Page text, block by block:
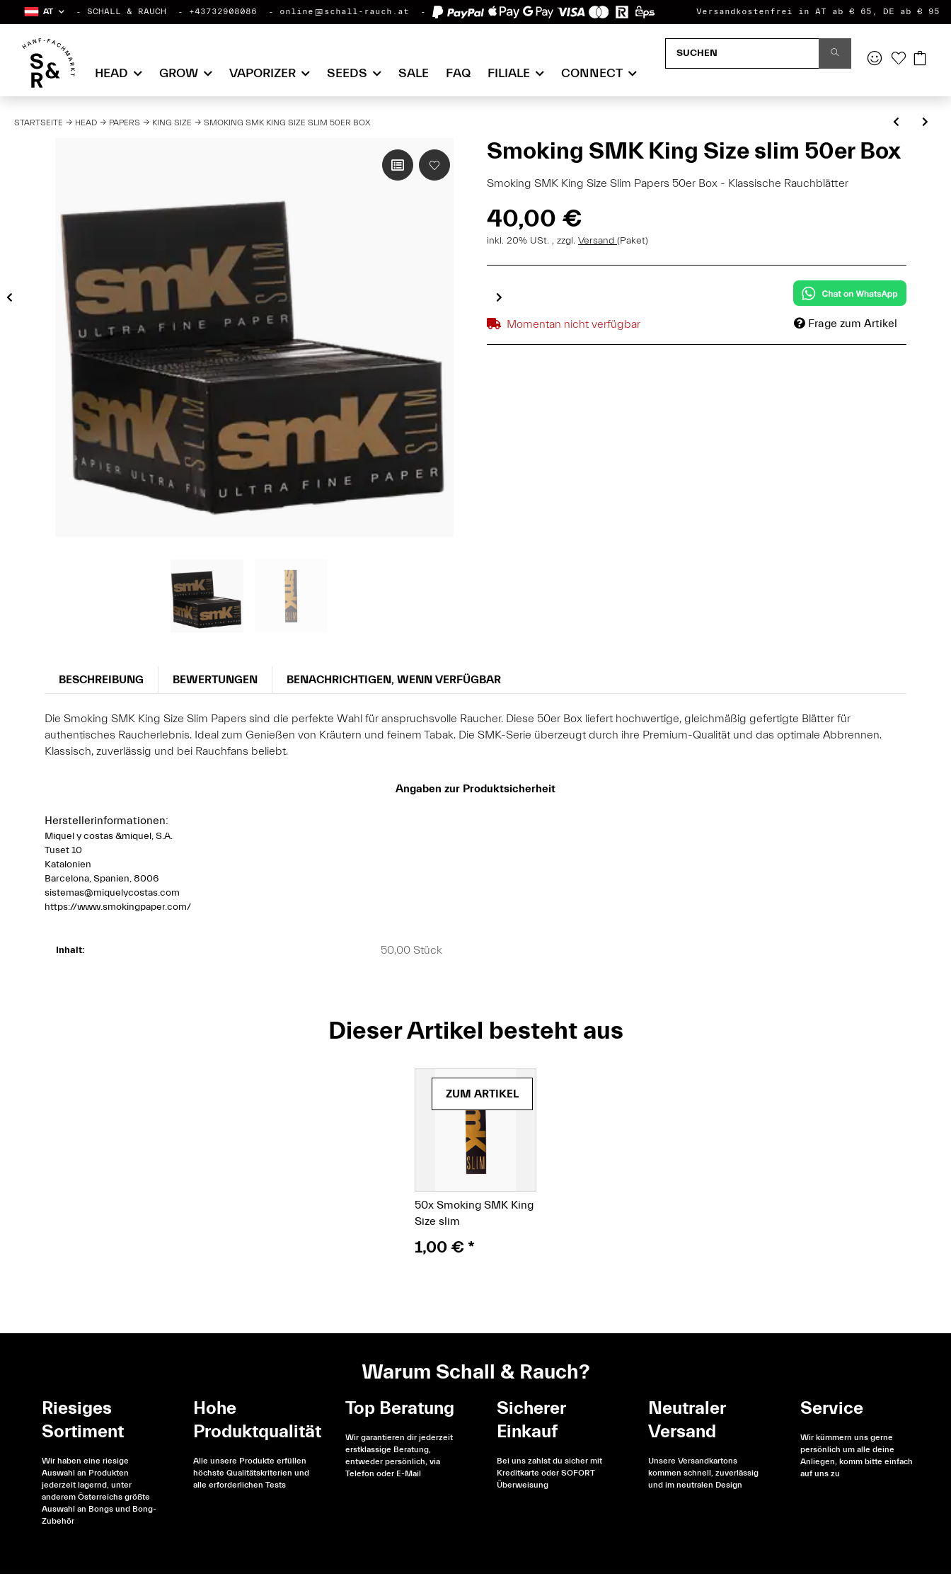
AT SCHALL & RAUCH +43732908086 online@schall-rauch.at Versandkostenfrei in AT ab € 65, DE ab € 95
HEAD GROW VAPORIZER SEEDS SALE FAQ FILIALE CONNECT
STARTSEITE HEAD PAPERS KING SIZE SMOKING SMK KING SIZE SLIM 50ER BOX
Smoking SMK King Size slim 50er Box
Smoking SMK King Size Slim Papers 50er Box - Klassische Rauchblätter
40,00 €
inkl. 20% USt. , zzgl. Versand (Paket)
Momentan nicht verfügbar Frage zum Artikel
BESCHREIBUNG BEWERTUNGEN BENACHRICHTIGEN, WENN VERFÜGBAR
Die Smoking SMK King Size Slim Papers sind die perfekte Wahl für anspruchsvolle Raucher. Diese 50er Box liefert hochwertige, gleichmäßig gefertigte Blätter für
authentisches Raucherlebnis. Ideal zum Genießen von Kräutern und feinem Tabak. Die SMK-Serie überzeugt durch ihre Premium-Qualität und das optimale Abbrennen.
Klassisch, zuverlässig und bei Rauchfans beliebt.
Angaben zur Produktsicherheit
Herstellerinformationen:
Miquel y costas &miquel, S.A.
Tuset 10
Katalonien
Barcelona, Spanien, 8006
sistemas@miquelycostas.com
https://www.smokingpaper.com/
Inhalt: 50,00 Stück
Dieser Artikel besteht aus
(Paket)
ZUM ARTIKEL
50x Smoking SMK King
Size slim
1,00 €*
Warum Schall & Rauch?
Riesiges
Sortiment
Wir haben eine riesige
Auswahl an Produkten
jederzeit lagernd, unter
anderem Österreichs größte
Auswahl an Bongs und Bong-
Zubehör
Hohe
Produktqualität
Alle unsere Produkte erfüllen
höchste Qualitätskriterien und
alle erforderlichen Tests
Top Beratung
Wir garantieren dir jederzeit
erstklassige Beratung,
entweder persönlich, via
Telefon oder E-Mail
Sicherer
Einkauf
Bei uns zahlst du sicher mit
Kreditkarte oder SOFORT
Überweisung
Neutraler
Versand
Unsere Versandkartons
kommen schnell, zuverlässig
und im neutralen Design
Service
Wir kümmern uns gerne
persönlich um alle deine
Anliegen, komm bitte einfach
auf uns zu